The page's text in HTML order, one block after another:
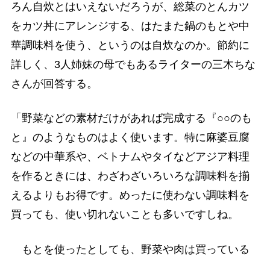
ろん自炊とはいえないだろうが、総菜のとんカツ
をカツ丼にアレンジする、はたまた鍋のもとや中
華調味料を使う、というのは自炊なのか。節約に
詳しく、3人姉妹の母でもあるライターの三木ちな
さんが回答する。
「野菜などの素材だけがあれば完成する『○○のも
と』のようなものはよく使います。特に麻婆豆腐
などの中華系や、ベトナムやタイなどアジア料理
を作るときには、わざわざいろいろな調味料を揃
えるよりもお得です。めったに使わない調味料を
買っても、使い切れないことも多いですしね。
もとを使ったとしても、野菜や肉は買っている